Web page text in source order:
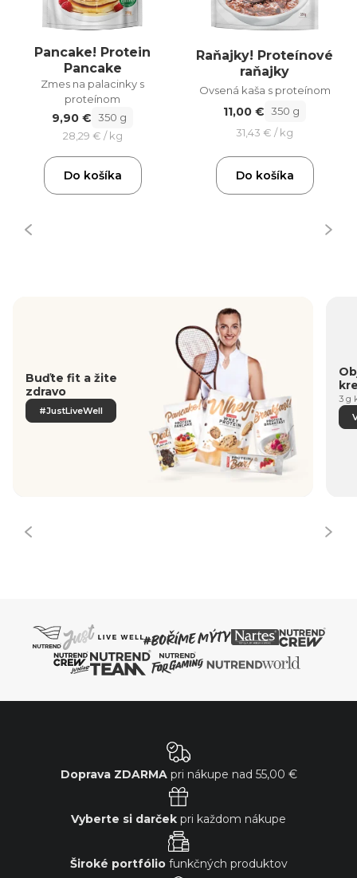
Pancake! Protein
Pancake
Zmes na palacinky s
proteínom
9,90 € 350 g
28,29 € / kg
Do košíka
Raňajky! Proteínové
raňajky
Ovsená kaša s proteínom
11,00 € 350 g
31,43 € / kg
Do košíka
Buďte fit a žite
zdravo
#JustLiveWell
3 g
Doprava ZDARMApri nákupe nad 55,00 €
Vyberte si darček pri každom nákupe
Široké portfóliofunkčných produktov